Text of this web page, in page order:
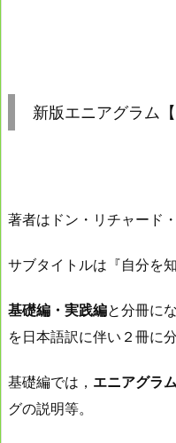
新版エニアグラム【
著者はドン・リチャード
サブタイトルは『自分を
基礎編・実践編と分冊に
を日本語訳に伴い２冊に
基礎編では， エニアグラム
グの説明等。